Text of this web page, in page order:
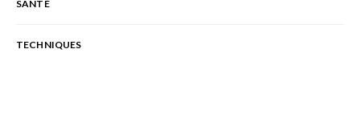
SANTÉ
TECHNIQUES